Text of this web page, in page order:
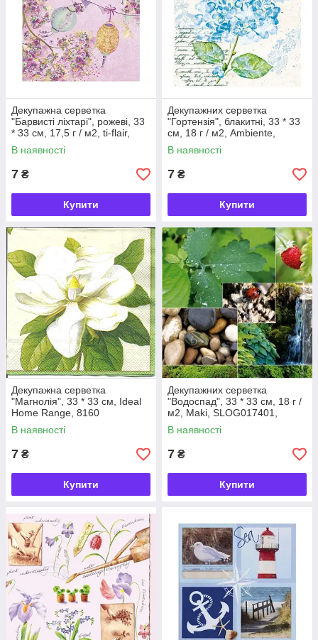
Декупажна серветка
"Барвисті ліхтарі", рожеві, 33
* 33 см, 17,5 г / м2, ti-flair,
361339
В наявності
7 ₴
Купити
Декупажних серветка
"Гортензія", блакитні, 33 * 33
см, 18 г / м2, Ambiente,
13309741
В наявності
7 ₴
Купити
Декупажна серветка
"Магнолія", 33 * 33 см, Ideal
Home Range, 8160
В наявності
7 ₴
Купити
Декупажних серветка
"Водоспад", 33 * 33 см, 18 г /
м2, Maki, SLOG017401,
532966
В наявності
7 ₴
Купити